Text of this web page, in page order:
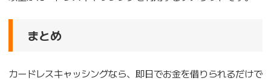
まとめ
カードレスキャッシングなら、即日でお金を借りられるだけで